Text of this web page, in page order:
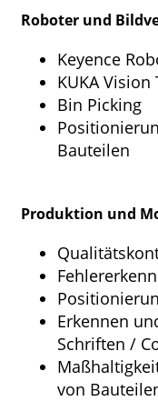
Roboter und
Keyence
KUKA Vision
Bin Picking
Bauteilen
Produktion und
Erkennen
Schriften /
von